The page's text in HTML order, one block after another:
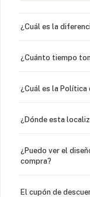
¿Cuál es la
¿Cuánto tiempo
¿Cuál es la Política
¿Dónde esta
¿Puedo ver el
compra?
El cupón de